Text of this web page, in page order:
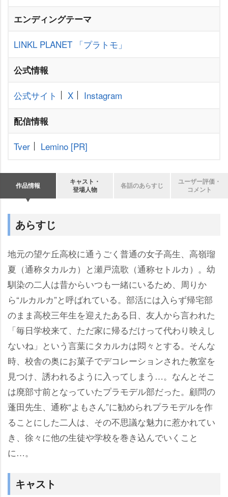
エンディングテーマ
LINKL PLANET 「プラトモ」
公式情報
公式サイト X Instagram
配信情報
Tver Lemino [PR]
作品情報
キャスト・
登場人物
各話のあらすじ
ユーザー評価・
コメント
あらすじ
地元の望ケ丘高校に通うごく普通の女子高生、高嶺瑠
夏（通称タカルカ）と瀬戸流歌（通称セトルカ）。幼
馴染の二人は昔からいつも一緒にいるため、周りか
ら“ルカルカ”と呼ばれている。部活には入らず帰宅部
のまま高校三年生を迎えたある日、友人から言われた
「毎日学校来て、ただ家に帰るだけって代わり映えし
ないね」という言葉にタカルカは悶々とする。そんな
時、校舎の奥にお菓子でデコレーションされた教室を
見つけ、誘われるように入ってしまう…。なんとそこ
は廃部寸前となっていたプラモデル部だった。顧問の
蓬田先生、通称“よもさん”に勧められプラモデルを作
ることにした二人は、その不思議な魅力に惹かれてい
き、徐々に他の生徒や学校を巻き込んでいくこと
に…。
キャスト